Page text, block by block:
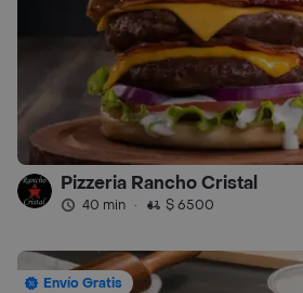
Pizzeria Rancho Cristal
40 min · $ 6500
Envío Gratis